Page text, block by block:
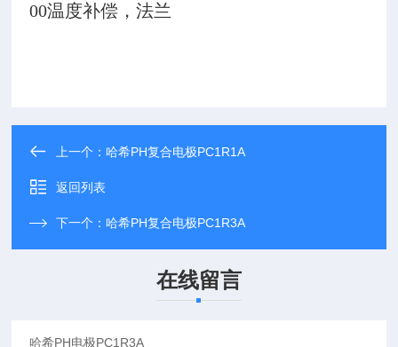
00温度补偿，法兰
上一个：哈希PH复合电极PC1R1A
返回列表
下一个：哈希PH复合电极PC1R3A
在线留言